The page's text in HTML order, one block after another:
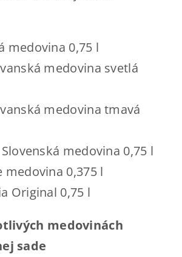
medovina 0,75 l
medovina svetlá
medovina tmavá
medovina 0,75 l
medovina 0,375 l
Original 0,75 l
medovinách
sade